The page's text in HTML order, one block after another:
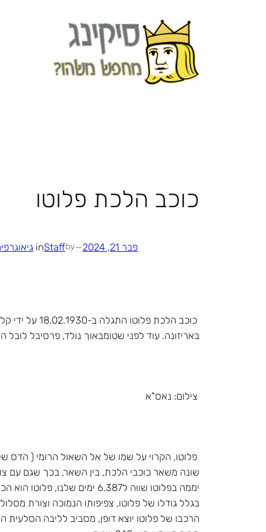
כוכב הלכת פלוטו
פבר 21, 2024 —
by
Staff
in
כוכב הלכת
באריזונה. עוד לפני שטומבאוך נולד, פרסיבל
צילום: נאס"א
פלוטו, הקרוי על שמו של אל השאול הרומי ( הדס
שונה משאר כוכבי הלכת, בין השאר, בכך שגם עם
יממה בפלוטו שווה ל6.387 ימים שלנו, פלוטו הוא הכוכב הקטן ביותר במערכת השמש. לפלוטו ירח אחד בלבד.
בגלל גודלו של פלוטו, צפיפותו הנמוכה וצורת
הרכבו של פלוטו יוצא דופן, מסביב לליבה הסלעית